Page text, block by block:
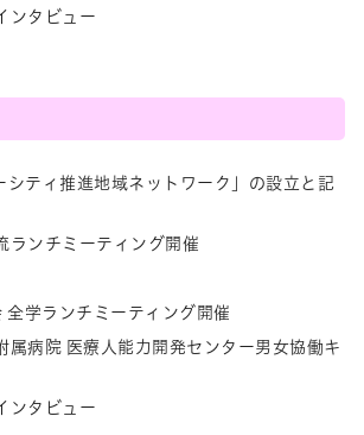
ンタビュー
シティ推進地域ネットワーク」の設立と記
ランチミーティング開催
全学ランチミーティング開催
属病院 医療人能力開発センター男女協働キ
ンタビュー